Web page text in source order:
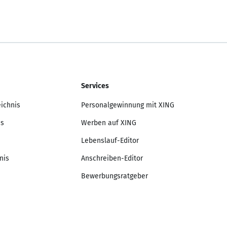
Services
Personalgewinnung mit XING
Werben auf XING
Lebenslauf-Editor
Anschreiben-Editor
Bewerbungsratgeber